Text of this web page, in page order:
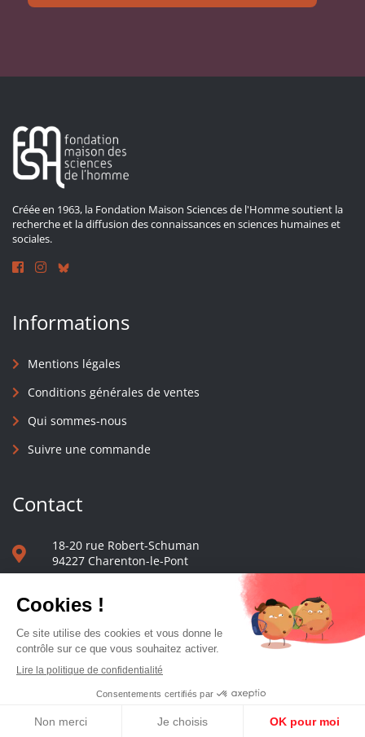
Créée en 1963, la Fondation Maison Sciences de l'Homme soutient la
recherche et la diffusion des connaissances en sciences humaines et
sociales.
Informations
Mentions légales
Conditions générales de ventes
Qui sommes-nous
Suivre une commande
Contact
18-20 rue Robert-Schuman
94227 Charenton-le-Pont